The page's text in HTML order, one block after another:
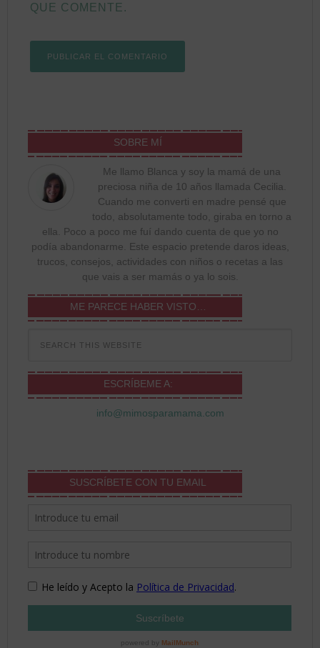
QUE COMENTE.
SOBRE MÍ
Me llamo Blanca y soy la mamá de una
preciosa niña de 10 años llamada Cecilia.
Cuando me converti en madre pensé que
todo, absolutamente todo, giraba en torno a
ella. Poco a poco me fuí dando cuenta de que yo no
podía abandonarme. Este espacio pretende daros ideas,
trucos, consejos, actividades con niños o recetas a las
que vais a ser mamás o ya lo sois.
ME PARECE HABER VISTO…
ESCRÍBEME A:
info@mimosparamama.com
SUSCRÍBETE CON TU EMAIL